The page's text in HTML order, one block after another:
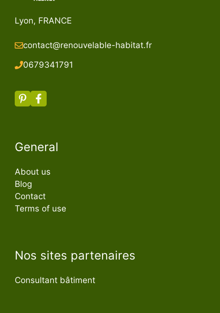
Lyon, FRANCE
contact@renouvelable-habitat.fr
0679341791
General
About us
Blog
Contact
Terms of use
Nos sites partenaires
Consultant bâtiment